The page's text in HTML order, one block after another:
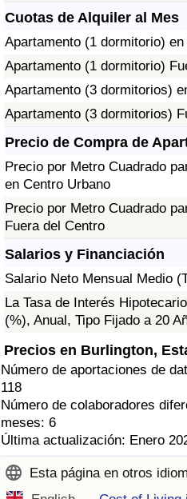
Cuotas de Alquiler al Mes
Apartamento (1 dormitorio)
Apartamento (1 dormitorio)
Apartamento (3 dormitorios)
Apartamento (3 dormitorios)
Precio de Compra de
Precio por Metro Cuadrado
en Centro Urbano
Precio por Metro Cuadrado
Fuera del Centro
Salarios y Financiación
Salario Neto Mensual Medio
La Tasa de Interés
(%), Anual, Tipo Fijado a 20
Precios en Burlington,
Número de aportaciones de
118
Número de colaboradores
meses: 6
Última actualización: Enero
Esta página en otros